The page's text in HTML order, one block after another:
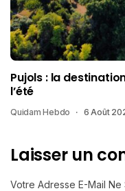
Pujols : la
l’été
Quidam Hebdo 6 Août
Laisser un
Votre Adresse E-Mail Ne